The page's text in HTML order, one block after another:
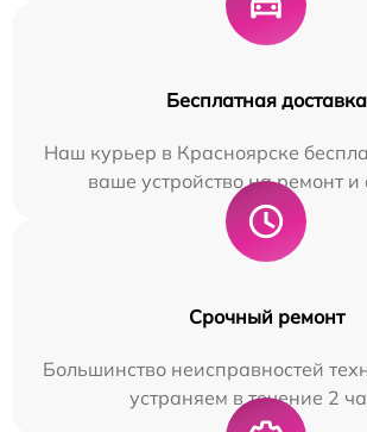
Бесплатная доставка
Наш курьер в Красноярске
ваше устройство на ремонт и
Срочный ремонт
Большинство неисправностей
устраняем в течение 2